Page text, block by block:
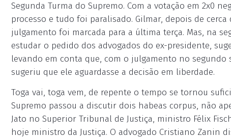
Segunda Turma do Supremo. Com a votação em 2x0
processo e tudo foi paralisado. Gilmar, depois de
julgamento foi marcada para a última terça. Mas, na
estudar o pedido dos advogados do ex-presidente,
levando em conta que, com o julgamento no
sugeriu que ele aguardasse a decisão em liberdade.
Toga vai, toga vem, de repente o tempo se tornou
Supremo passou a discutir dois habeas corpus, não
Jato no Superior Tribunal de Justiça, ministro Félix
hoje ministro da Justiça. O advogado Cristiano Zanin